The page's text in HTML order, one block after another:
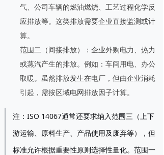
气、公司车辆的燃油燃烧、工艺过程化学反
应排放等。这类排放需要企业直接监测或计
算。
范围二（间接排放）
：企业外购电力、热力
或蒸汽产生的排放。例如：车间用电、办公
取暖。虽然排放发生在电厂，但由企业消耗
引起，需按区域电网排放因子计算。
注：ISO 14067通常还要求纳入范围三 （上下
游运输、原料生产、产品使用及废弃等），但
标准允许根据重要性原则选择性量化。范围一